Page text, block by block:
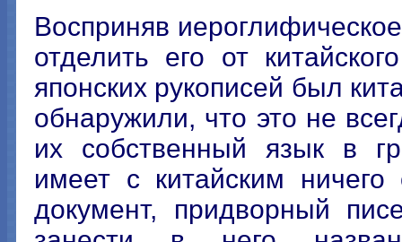
Восприняв
отделить его от
японских рукописей был
обнаружили, что это не
их собственный язык в
имеет с китайским
документ, придворный